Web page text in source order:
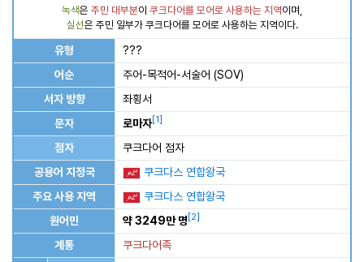
녹색은 주민 대부분이 쿠크다어를 모어로 사용하는 지역이며,
실선은 주민 일부가 쿠크다어를 모어로 사용하는 지역이다.
유형
???
어순
주어-목적어-서술어 (SOV)
서자 방향
좌횡서
문자
로마자[1]
점자
쿠크다어 점자
공용어 지정국
쿠크다스 연합왕국
주요 사용 지역
쿠크다스 연합왕국
원어민
약 3249만 명[2]
계통 쿠크다어족